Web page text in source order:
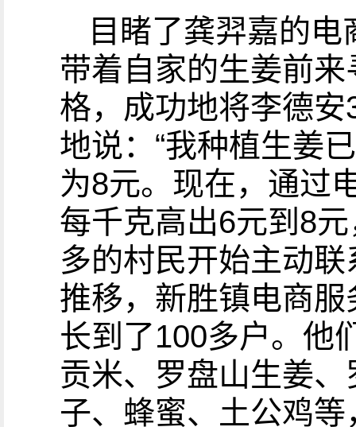
目睹了龚羿嘉的
带着自家的生姜前
格，成功地将李德
地说：“我种植生姜
为8元。现在，通过
每千克高出6元到8
多的村民开始主动
推移，新胜镇电商
长到了100多户。他
贡米、罗盘山生姜
子、蜂蜜、土公鸡